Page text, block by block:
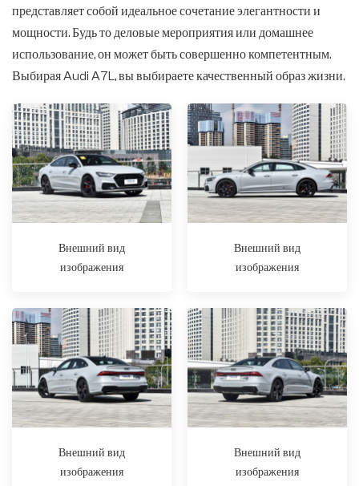
представляет собой идеальное сочетание элегантности и
мощности. Будь то деловые мероприятия или домашнее
использование, он может быть совершенно компетентным.
Выбирая Audi A7L, вы выбираете качественный образ жизни.
Внешний вид
изображения
Внешний вид
изображения
Внешний вид
изображения
Внешний вид
изображения